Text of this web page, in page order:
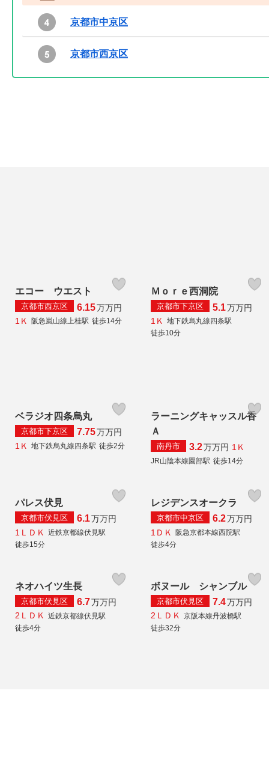
京都市中京区
京都市西京区
エコー ウエスト
京都市西京区 6.15万万円
1Ｋ
阪急嵐山線上桂駅 徒歩14分
Ｍｏｒｅ西洞院
京都市下京区 5.1万万円
1Ｋ
地下鉄烏丸線四条駅
徒歩10分
ベラジオ四条烏丸
京都市下京区 7.75万万円
1Ｋ
地下鉄烏丸線四条駅 徒歩2分
ラーニングキャッスル香
Ａ
南丹市 3.2万万円 1Ｋ
JR山陰本線園部駅 徒歩14分
パレス伏見
京都市伏見区 6.1万万円
1ＬＤＫ
近鉄京都線伏見駅
徒歩15分
レジデンスオークラ
京都市中京区 6.2万万円
1ＤＫ
阪急京都本線西院駅
徒歩4分
ネオハイツ生長
京都市伏見区 6.7万万円
2ＬＤＫ 近鉄京都線伏見駅
徒歩4分
ボヌール シャンブル
京都市伏見区 7.4万万円
2ＬＤＫ 京阪本線丹波橋駅
徒歩32分